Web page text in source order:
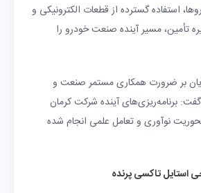
استفاده گسترده از قطعات الکترونیکی و
تأمین، مسیر آینده صنعت خودرو را
بر ضرورت همکاری مستمر صنعت و
برنامه‌ریزی‌های آینده شرکت کرمان
نوآوری و تعامل علمی انجام شده
استایل تاکسی پرنده